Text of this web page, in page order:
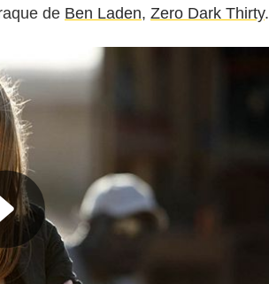
de Ben Laden, Zero Dark Thirty.